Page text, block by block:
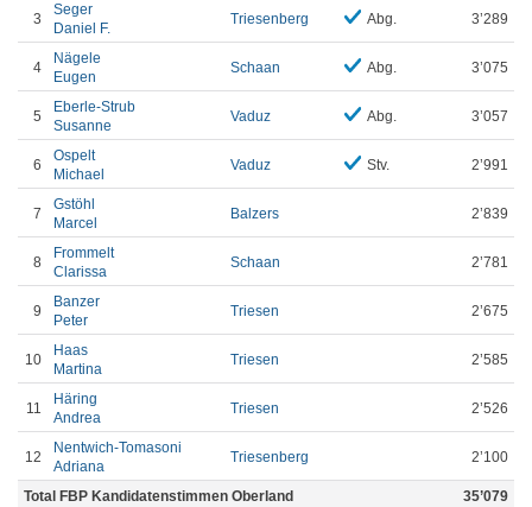
3
Seger
Daniel F.
Triesenberg Abg. 3’289
4
Nägele
Eugen
Schaan Abg. 3’075
5
Eberle-Strub
Susanne
Vaduz Abg. 3’057
6
Ospelt
Michael
Vaduz Stv. 2’991
7
Gstöhl
Marcel
Balzers 2’839
8
Frommelt
Clarissa
Schaan 2’781
9
Banzer
Peter
Triesen 2’675
10
Haas
Martina
Triesen 2’585
11
Häring
Andrea
Triesen 2’526
12
Nentwich-Tomasoni
Adriana
Triesenberg 2’100
Total FBP Kandidatenstimmen Oberland
35’079